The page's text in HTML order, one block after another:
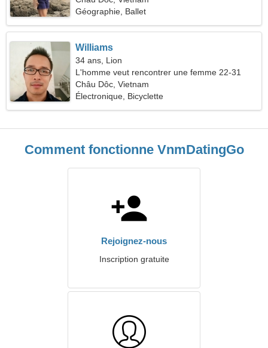
Géographie, Ballet
Williams
34 ans, Lion
L'homme veut rencontrer une femme 22-31
Châu Dôc, Vietnam
Électronique, Bicyclette
Comment fonctionne VnmDatingGo
Rejoignez-nous
Inscription gratuite